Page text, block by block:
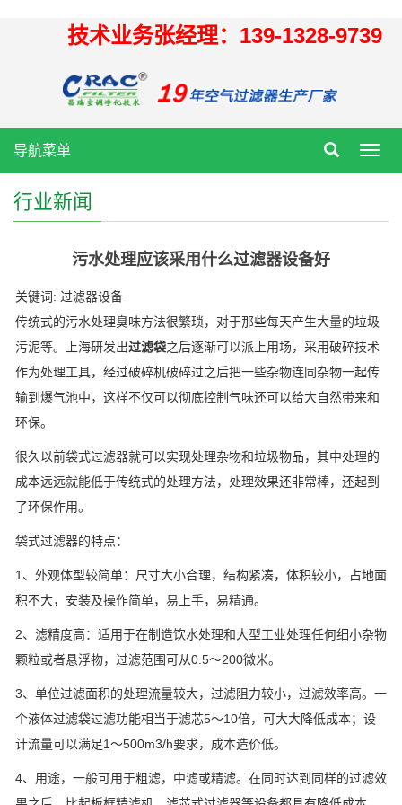
技术业务张经理：139-1328-9739
导航菜单
行业新闻
污水处理应该采用什么过滤器设备好
关键词: 过滤器设备
传统式的污水处理臭味方法很繁琐，对于那些每天产生大量的垃圾
污泥等。上海研发出过滤袋之后逐渐可以派上用场，采用破碎技术
作为处理工具，经过破碎机破碎过之后把一些杂物连同杂物一起传
输到爆气池中，这样不仅可以彻底控制气味还可以给大自然带来和
环保。
很久以前袋式过滤器就可以实现处理杂物和垃圾物品，其中处理的
成本远远就能低于传统式的处理方法，处理效果还非常棒，还起到
了环保作用。
袋式过滤器的特点：
1、外观体型较简单：尺寸大小合理，结构紧凑，体积较小，占地面
积不大，安装及操作简单，易上手，易精通。
2、滤精度高：适用于在制造饮水处理和大型工业处理任何细小杂物
颗粒或者悬浮物，过滤范围可从0.5～200微米。
3、单位过滤面积的处理流量较大，过滤阻力较小，过滤效率高。一
个液体过滤袋过滤功能相当于滤芯5～10倍，可大大降低成本；设
计流量可以满足1～500m3/h要求，成本造价低。
4、用途，一般可用于粗滤，中滤或精滤。在同时达到同样的过滤效